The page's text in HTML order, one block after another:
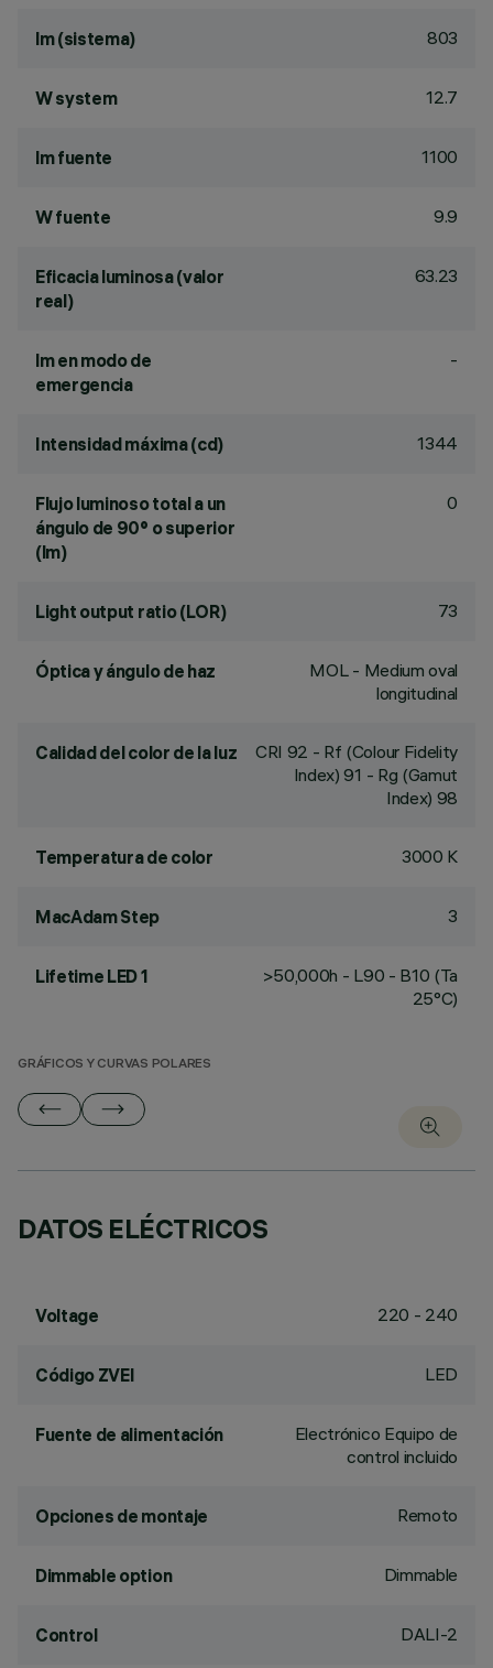
lm (sistema) 803
W system 12.7
lm fuente 1100
W fuente 9.9
Eficacia luminosa (valor
real)
63.23
lm en modo de
emergencia
-
Intensidad máxima (cd) 1344
Flujo luminoso total a un
ángulo de 90° o superior
(lm)
0
Light output ratio (LOR) 73
Óptica y ángulo de haz
MOL - Medium oval
longitudinal
Calidad del color de la luz CRI 92 - Rf (Colour Fidelity
Index) 91 - Rg (Gamut
Index) 98
Temperatura de color 3000 K
MacAdam Step 3
Lifetime LED 1
>50,000h - L90 - B10 (Ta
25°C)
GRÁFICOS Y CURVAS POLARES
DATOS ELÉCTRICOS
Voltage 220 - 240
Código ZVEI LED
Fuente de alimentación
Electrónico Equipo de
control incluido
Opciones de montaje Remoto
Dimmable option Dimmable
Control DALI-2